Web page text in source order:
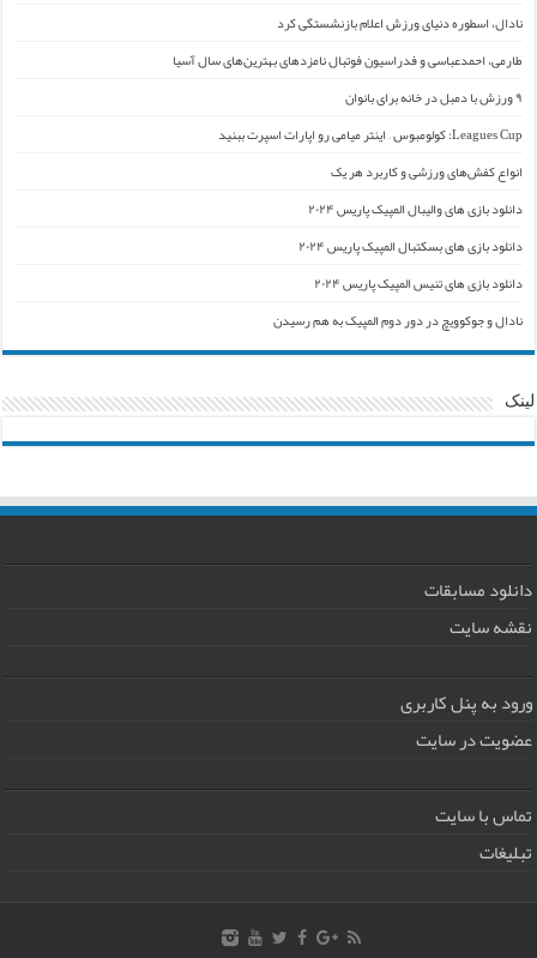
نادال، اسطوره دنیای ورزش اعلام بازنشستگی کرد
طارمی، احمدعباسی و فدراسیون فوتبال نامزدهای بهترین‌های سال آسیا
۹ ورزش با دمبل در خانه برای بانوان
Leagues Cup: کولومبوس – اینتر میامی رو اپارات اسپرت ببنید
انواع کفش‌های ورزشی و کاربرد هر یک
دانلود بازی های والیبال المپیک پاریس ۲۰۲۴
دانلود بازی های بسکتبال المپیک پاریس ۲۰۲۴
دانلود بازی های تنیس المپیک پاریس ۲۰۲۴
نادال و جوکوویچ در دور دوم المپیک به هم رسیدن
لینک
دانلود مسابقات
نقشه سایت
ورود به پنل کاربری
عضویت در سایت
تماس با سایت
تبلیغات